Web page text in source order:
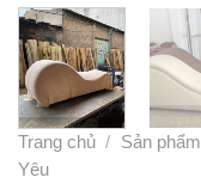
Trang chủ / Sản phẩm
Yêu